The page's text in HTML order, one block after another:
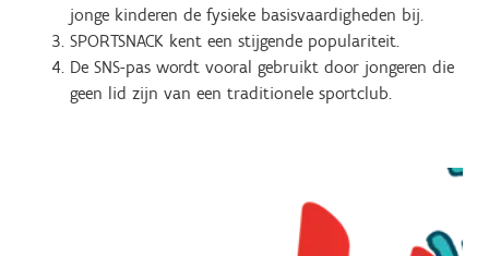
jonge kinderen de fysieke basisvaardigheden bij.
SPORTSNACK kent een stijgende populariteit.
De SNS-pas wordt vooral gebruikt door jongeren die
geen lid zijn van een traditionele sportclub.